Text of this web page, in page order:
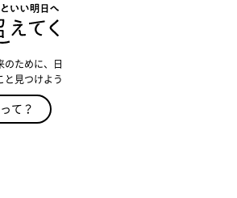
のために、日
と見つけよう
て？